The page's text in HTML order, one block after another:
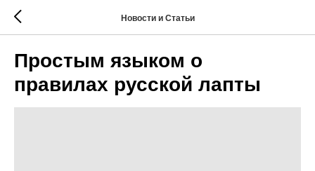
Новости и Статьи
Простым языком о
правилах русской лапты